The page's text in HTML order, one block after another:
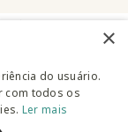
×
do usuário.
com todos os
Ler mais